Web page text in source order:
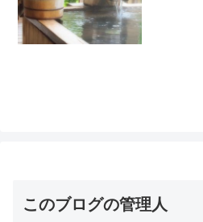
このブログの管理人